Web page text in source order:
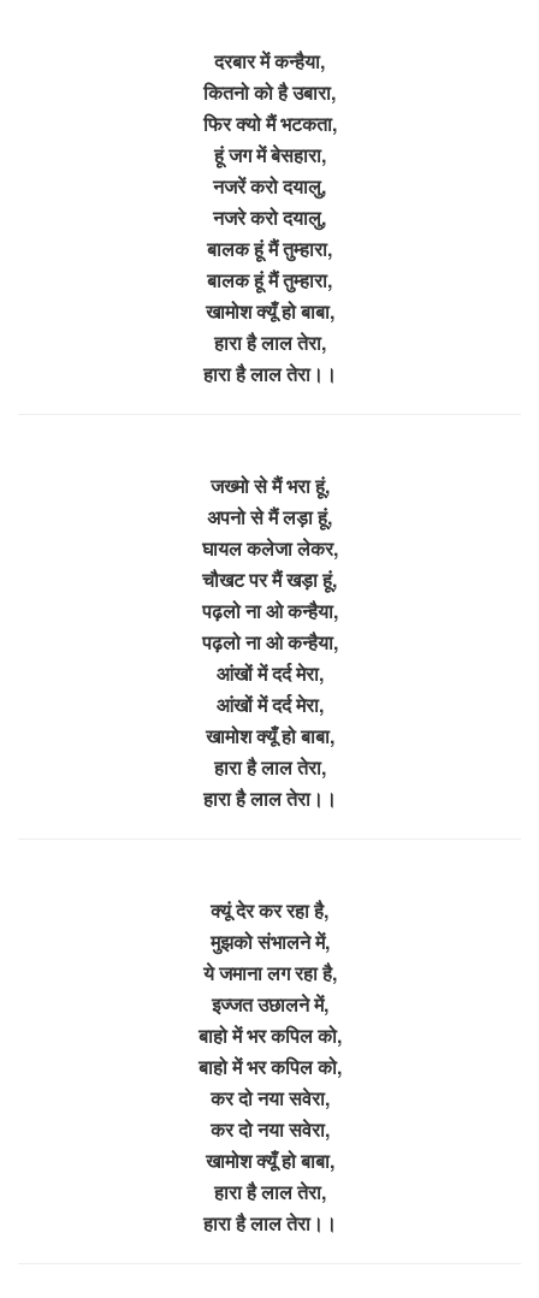
दरबार में कन्हैया,
कितनो को है उबारा,
फिर क्यो मैं भटकता,
हूं जग में बेसहारा,
नजरें करो दयालु,
नजरे करो दयालु,
बालक हूं मैं तुम्हारा,
बालक हूं मैं तुम्हारा,
खामोश क्यूँ हो बाबा,
हारा है लाल तेरा,
हारा है लाल तेरा।।
जख्मो से मैं भरा हूं,
अपनो से मैं लड़ा हूं,
घायल कलेजा लेकर,
चौखट पर मैं खड़ा हूं,
पढ़लो ना ओ कन्हैया,
पढ़लो ना ओ कन्हैया,
आंखों में दर्द मेरा,
आंखों में दर्द मेरा,
खामोश क्यूँ हो बाबा,
हारा है लाल तेरा,
हारा है लाल तेरा।।
क्यूं देर कर रहा है,
मुझको संभालने में,
ये जमाना लग रहा है,
इज्जत उछालने में,
बाहो में भर कपिल को,
बाहो में भर कपिल को,
कर दो नया सवेरा,
कर दो नया सवेरा,
खामोश क्यूँ हो बाबा,
हारा है लाल तेरा,
हारा है लाल तेरा।।